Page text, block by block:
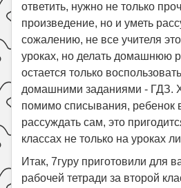
ответить, нужно не только
произведение, но и уметь
сожалению, не все учителя
уроках, но делать домашнюю
остается только
домашними заданиями - ГДЗ.
помимо списывания, ребенок
рассуждать сам, это
классах не только на уроках
Итак, 7гуру приготовили для
рабочей тетради за второй